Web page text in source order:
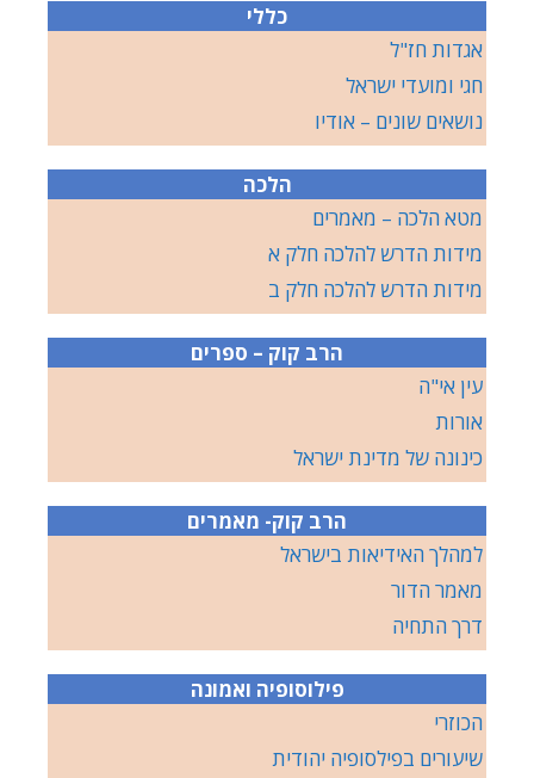
כללי
אגדות חז"ל
חגי ומועדי ישראל
נושאים שונים – אודיו
הלכה
מטא הלכה – מאמרים
מידות הדרש להלכה חלק א
מידות הדרש להלכה חלק ב
הרב קוק – ספרים
עין אי"ה
אורות
כינונה של מדינת ישראל
הרב קוק- מאמרים
למהלך האידיאות בישראל
מאמר הדור
דרך התחיה
פילוסופיה ואמונה
הכוזרי
שיעורים בפילסופיה יהודית